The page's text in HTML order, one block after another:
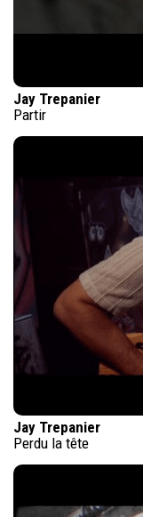
Jay Trepanier
Partir
Jay Trepanier
Perdu la tête